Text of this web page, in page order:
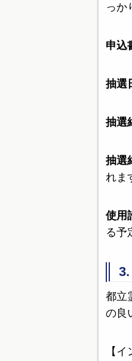
っか
申込
抽選
抽選
抽選
れま
使用
る予
都立
の良
【